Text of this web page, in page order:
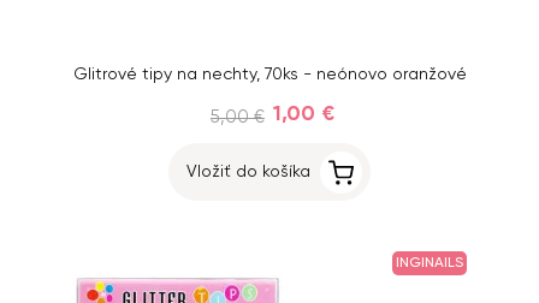
Glitrové tipy na nechty, 70ks - neónovo oranžové
5,00 € 1,00 €
Vložiť do košíka
INGINAILS